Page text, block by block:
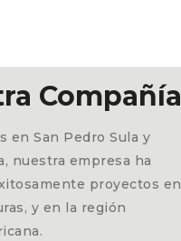
Compañía
en San Pedro Sula y
nuestra empresa ha
proyectos en
y en la región